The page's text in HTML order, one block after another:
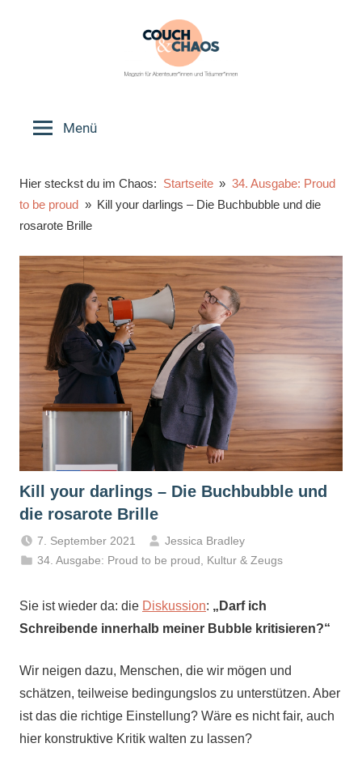
Chaos
Menü
Hier steckst du im Chaos: Startseite
34. Ausgabe: Proud
to be proud
Kill your darlings – Die Buchbubble und die
rosarote Brille
Kill your darlings – Die Buchbubble und
die rosarote Brille
7. September 2021
Jessica Bradley
34. Ausgabe: Proud to be proud, Kultur & Zeugs
Sie ist wieder da: die Diskussion: „Darf ich
Schreibende innerhalb meiner Bubble kritisieren?“
Wir neigen dazu, Menschen, die wir mögen und
schätzen, teilweise bedingungslos zu unterstützen. Aber
ist das die richtige Einstellung? Wäre es nicht fair, auch
hier konstruktive Kritik walten zu lassen?